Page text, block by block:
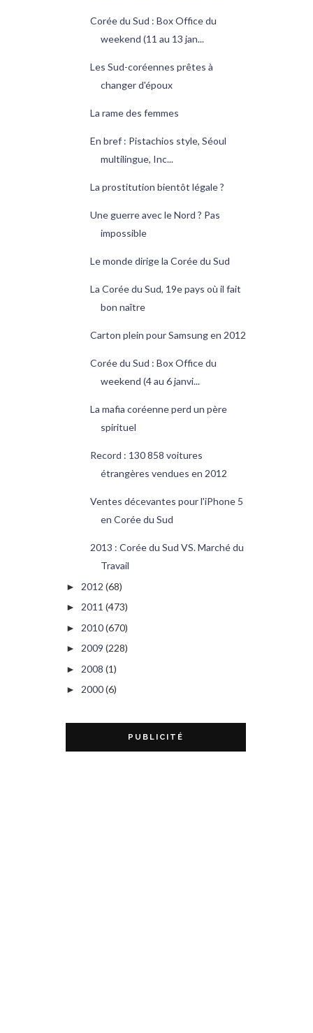
Corée du Sud : Box Office du
weekend (11 au 13 jan...
Les Sud-coréennes prêtes à
changer d'époux
La rame des femmes
En bref : Pistachios style, Séoul
multilingue, Inc...
La prostitution bientôt légale ?
Une guerre avec le Nord ? Pas
impossible
Le monde dirige la Corée du Sud
La Corée du Sud, 19e pays où il fait
bon naître
Carton plein pour Samsung en 2012
Corée du Sud : Box Office du
weekend (4 au 6 janvi...
La mafia coréenne perd un père
spirituel
Record : 130 858 voitures
étrangères vendues en 2012
Ventes décevantes pour l'iPhone 5
en Corée du Sud
2013 : Corée du Sud VS. Marché du
Travail
► 2012 (68)
► 2011 (473)
► 2010(670)
► 2009 (228)
► 2008 (1)
► 2000(6)
PUBLICITÉ